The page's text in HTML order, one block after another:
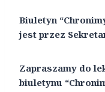
Biuletyn
jest przez
Zapraszamy do
biuletynu